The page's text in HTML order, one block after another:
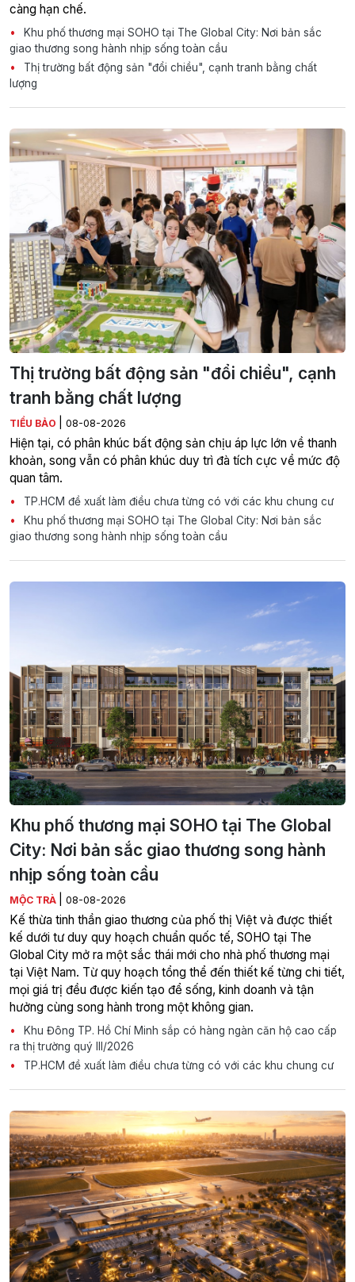
càng hạn chế.
Khu phố thương mại SOHO tại The Global City: Nơi bản sắc
giao thương song hành nhịp sống toàn cầu
Thị trường bất động sản "đổi chiều", cạnh tranh bằng chất
lượng
Thị trường bất động sản "đổi chiều", cạnh
tranh bằng chất lượng
TIỂU BẢO 08-08-2026
Hiện tại, có phân khúc bất động sản chịu áp lực lớn về thanh
khoản, song vẫn có phân khúc duy trì đà tích cực về mức độ
quan tâm.
TP.HCM đề xuất làm điều chưa từng có với các khu chung cư
Khu phố thương mại SOHO tại The Global City: Nơi bản sắc
giao thương song hành nhịp sống toàn cầu
Khu phố thương mại SOHO tại The Global
City: Nơi bản sắc giao thương song hành
nhịp sống toàn cầu
MỘC TRÀ 08-08-2026
Kế thừa tinh thần giao thương của phố thị Việt và được thiết
kế dưới tư duy quy hoạch chuẩn quốc tế, SOHO tại The
Global City mở ra một sắc thái mới cho nhà phố thương mại
tại Việt Nam. Từ quy hoạch tổng thể đến thiết kế từng chi tiết,
mọi giá trị đều được kiến tạo để sống, kinh doanh và tận
hưởng cùng song hành trong một không gian.
Khu Đông TP. Hồ Chí Minh sắp có hàng ngàn căn hộ cao cấp
ra thị trường quý III/2026
TP.HCM đề xuất làm điều chưa từng có với các khu chung cư